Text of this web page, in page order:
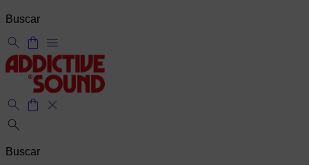
search shopping_bag menu
search shopping_bag close
search